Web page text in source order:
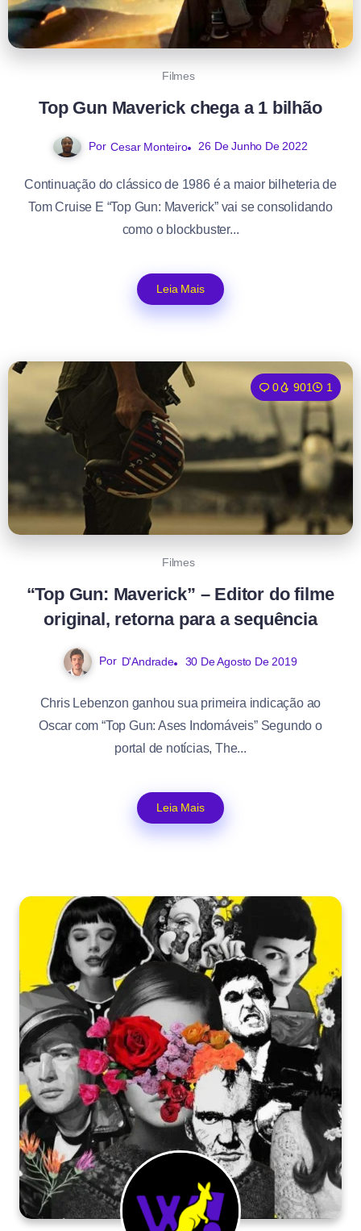
Filmes
Top Gun Maverick chega a 1 bilhão
Por Cesar Monteiro 26 De Junho De 2022
Continuação do clássico de 1986 é a maior bilheteria de
Tom Cruise E “Top Gun: Maverick” vai se consolidando
como o blockbuster...
Leia Mais
0 901 1
Filmes
“Top Gun: Maverick” – Editor do filme
original, retorna para a sequência
Por D'Andrade 30 De Agosto De 2019
Chris Lebenzon ganhou sua primeira indicação ao
Oscar com “Top Gun: Ases Indomáveis” Segundo o
portal de notícias, The...
Leia Mais